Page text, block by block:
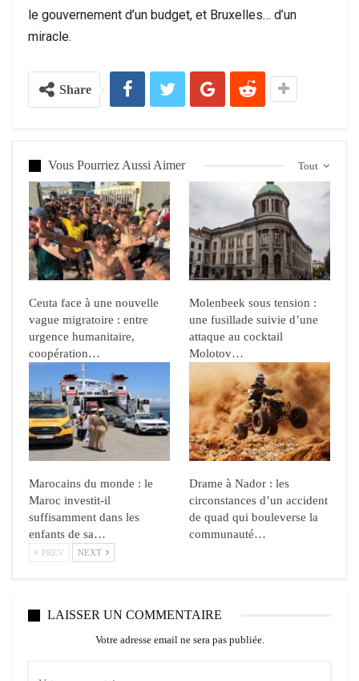
le gouvernement d’un budget, et Bruxelles… d’un
miracle.
Share
Tout
Vous Pourriez Aussi Aimer
Ceuta face à une nouvelle
vague migratoire : entre
urgence humanitaire,
coopération…
Molenbeek sous tension :
une fusillade suivie d’une
attaque au cocktail
Molotov…
Marocains du monde : le
Maroc investit-il
suffisamment dans les
enfants de sa…
Drame à Nador : les
circonstances d’un accident
de quad qui bouleverse la
communauté…
PREV NEXT
LAISSER UN COMMENTAIRE
Votre adresse email ne sera pas publiée.